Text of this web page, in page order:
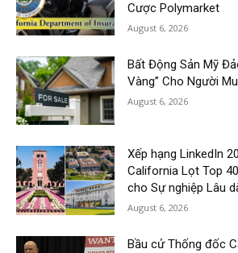
Cược Polymarket
August 6, 2026
Bất Động Sản Mỹ
Vàng” Cho Người
August 6, 2026
Xếp hạng LinkedIn
California Lọt Top
cho Sự nghiệp Lâu
August 6, 2026
Bầu cử Thống đốc